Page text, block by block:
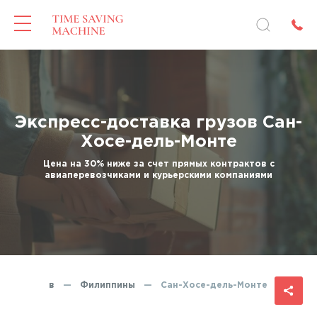
Экспресс-доставка грузов Сан-
Хосе-дель-Монте
Цена на 30% ниже за счет прямых контрактов с
авиаперевозчиками и курьерскими компаниями
грузов — Филиппины — Сан-Хосе-дель-Монте